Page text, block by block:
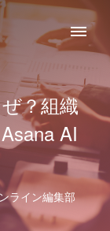
？組織
Asana AI
ライン編集部